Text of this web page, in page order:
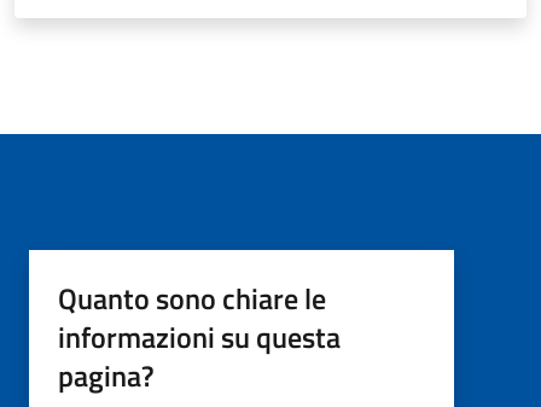
Quanto sono chiare le
informazioni su questa
pagina?